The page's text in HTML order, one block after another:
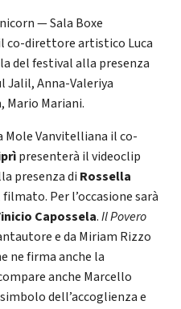
— Sala Boxe
co-direttore artistico Luca
del festival alla presenza
Jalil, Anna-Valeriya
Mario Mariani.
Mole Vanvitelliana il co-
presenterà il videoclip
presenza di Rossella
Per l’occasione sarà
Capossela.Il Povero
e da Miriam Rizzo
ne firma anche la
anche Marcello
dell’accoglienza e